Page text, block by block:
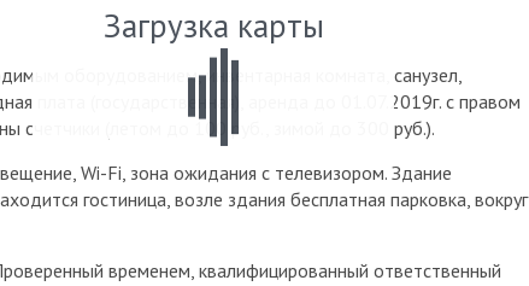
оборудованием, инвентарная комната, санузел,
плата (государственная), аренда до 01.07.2019г. с правом
счетчики (летом до 100 руб., зимой до 300 руб.).
Wi-Fi, зона ожидания с телевизором. Здание
гостиница, возле здания бесплатная парковка, вокруг
временем, квалифицированный ответственный
Загрузка карты